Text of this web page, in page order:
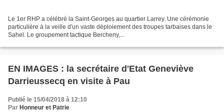
Le 1er RHP a célébré la Saint-Georges au quartier Larrey. Une cérémonie
particulière à la veille d'un vaste déploiement des troupes tarbaises dans le
Sahel. Le groupement tactique Bercheny,...
EN IMAGES : la secrétaire d'Etat Geneviève
Darrieussecq en visite à Pau
Publié le 15/04/2018 à 12:10
Par Honneur et Patrie